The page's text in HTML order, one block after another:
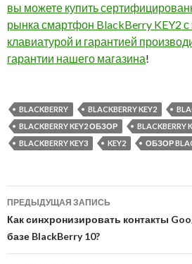
вы можете купить
рынка смартфон BlackBerry KEY2 с
клавиатурой и гарантией
гарантии нашего магазина!
BLACKBERRY BLACKBERRY KEY2
BLACKBERRY KEY2 ОБЗОР
BLACKBERRY KEY3
KEY2 ОБЗОР
Навигация
по
записям
ПРЕДЫДУЩАЯ ЗАПИСЬ
Как синхронизировать контакты
базе BlackBerry 10?